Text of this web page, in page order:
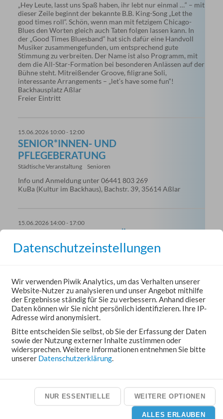
„Hey Leute, lasst uns Spaß haben, ihr lebt nur einmal …“ – mit
dieser Zeile beginnt der bekannte B.B. King-Song „Let the
good times roll“. Schön, wenn man mit fetzigem Chicago-
Blues den Worten gleich auch Taten folgen lassen kann. In
der „Good Times Bluesband“ hat sich dafür eine Handvoll
Musiker zusammengefunden, um entsprechend gute
Stimmung zu verbreiten. Der Name ist also Programm, mit
dem die All-Star-Formation bei besonderen Anlässen auf der
Bühne steht. Mitreißender Groove, filigrane Soli,
interessante Arrangements – „let’s have some fun“!
Backhausplatz Aßlar
Freier Eintritt
15.06.2026 10:00 - 12:00
SENIOR*INNEN- UND
PFLEGEBERATUNG
Städtische Veranstaltung Senioren
Info und Anmeldung unter 06441 803 269
KuBa (Kultur im Backhaus), Bachstr. 39, 35614 Aßlar
15.06.2026 14:00 - 17:00
MUSIKUNTERRICHT FÜR KINDER
Städtische Veranstaltung Sonstiges
Info und Anmeldung unter 015735248472
KuBa (Kultur im Backhaus), Bachstr. 39, 35614 Aßlar
16.06.2026 09:30 - 11:00
KRABBELGRUPPE ‚KUBABY‘
Städtische Veranstaltung Familie-Kinder
Info und Anmeldung unter 06441 803 269
16.06.2026 15:15 - 18:30
Datenschutzeinstellungen
Wir verwenden Piwik Analytics, um das Verhalten unserer
Website-Nutzer zu analysieren und unser Angebot mithilfe
der Ergebnisse ständig für Sie zu verbessern. Anhand dieser
Daten können wir Sie nicht persönlich identifizieren. Ihre IP-
Adresse wird anonymisiert.
Bitte entscheiden Sie selbst, ob Sie der Erfassung der Daten
sowie der Nutzung externer Inhalte zustimmen oder
widersprechen. Weitere Informationen entnehmen Sie bitte
unserer Datenschutzerklärung.
NUR ESSENTIELLE WEITERE OPTIONEN
ALLES ERLAUBEN